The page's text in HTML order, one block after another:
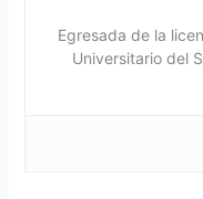
Egresada de la
Universitario del